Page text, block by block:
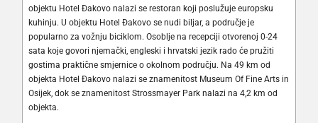
objektu Hotel Đakovo nalazi se restoran koji poslužuje europsku
kuhinju. U objektu Hotel Đakovo se nudi biljar, a područje je
popularno za vožnju biciklom. Osoblje na recepciji otvorenoj 0-24
sata koje govori njemački, engleski i hrvatski jezik rado će pružiti
gostima praktične smjernice o okolnom području. Na 49 km od
objekta Hotel Đakovo nalazi se znamenitost Museum Of Fine Arts in
Osijek, dok se znamenitost Strossmayer Park nalazi na 4,2 km od
objekta.